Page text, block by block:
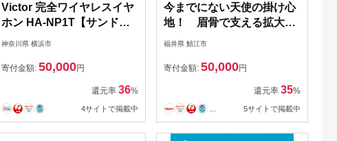
Victor 完全ワイヤレスイヤ
ホン HA-NP1T【サンドピ
ーチ】 | オーディオ機器
ォン 人気 おすすめ｜神奈
神奈川県 横浜市
寄付金額: 50,000円
還元率 36%
4サイトで掲載中
今までにない天使の掛け心
地！ 眉骨で支える拡大鏡
「さばえルーペ」：シルバ
福井県 鯖江市
寄付金額: 50,000円
還元率 35%
5サイトで掲載中